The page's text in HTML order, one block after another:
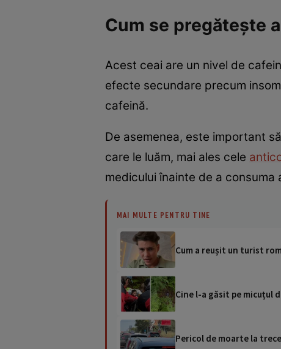
Cum se pregătește
Acest ceai are un nivel de
efecte secundare precum
cafeină.
De asemenea, este important
care le luăm, mai ales cele
medicului înainte de a consuma
MAI MULTE PENTRU TINE
Cum a reușit un turist
Cine l-a găsit pe micuțul
Pericol de moarte la